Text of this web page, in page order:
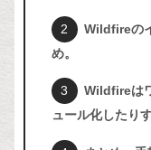
Wildfireの
め。
Wildfireは
ュール化したり